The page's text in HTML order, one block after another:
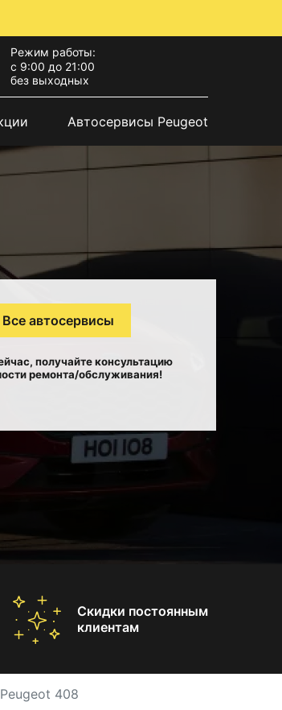
Режим работы:
с 9:00 до 21:00
без выходных
Автосервисы Peugeot
Все автосервисы
получайте консультацию
ремонта/обслуживания!
Скидки постоянным
клиентам
408